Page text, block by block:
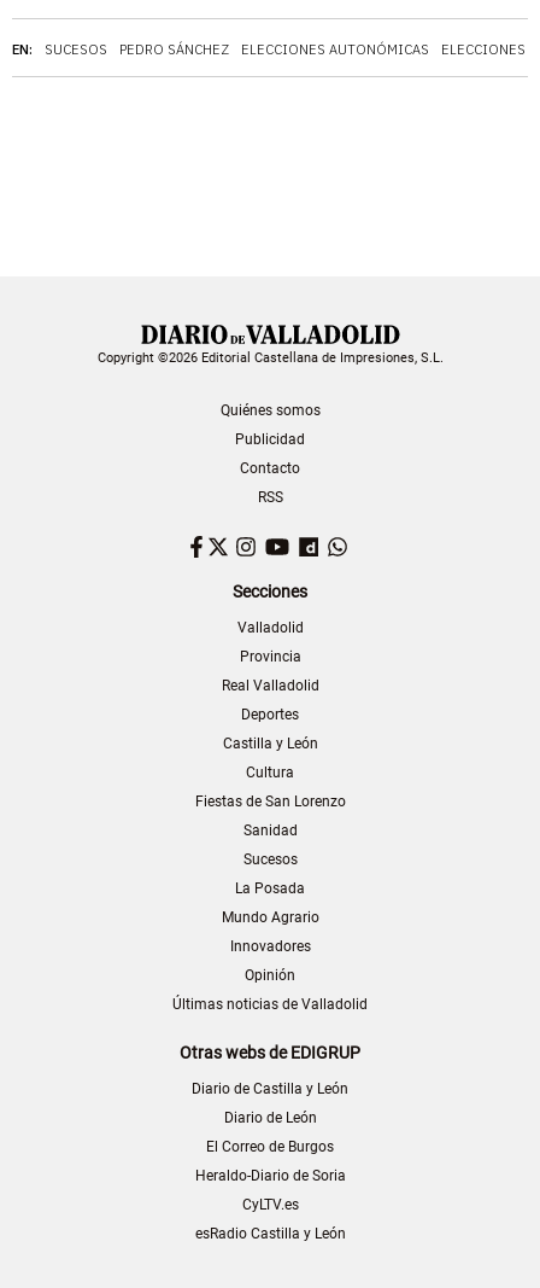
EN: SUCESOS PEDRO SÁNCHEZ ELECCIONES AUTONÓMICAS ELECCIONES
Copyright ©2026 Editorial Castellana de Impresiones, S.L.
Quiénes somos
Publicidad
Contacto
RSS
Facebook
TwitterInstagram
YouTubeDailymotion
Secciones
Valladolid
Provincia
Real Valladolid
Deportes
Castilla y León
Cultura
Fiestas de San Lorenzo
Sanidad
Sucesos
La Posada
Mundo Agrario
Innovadores
Opinión
Últimas noticias de Valladolid
Otras webs de EDIGRUP
Diario de Castilla y León
Diario de León
El Correo de Burgos
Heraldo-Diario de Soria
CyLTV.es
esRadio Castilla y León